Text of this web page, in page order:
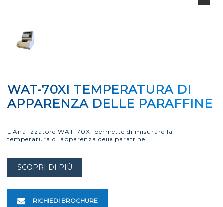
WAT-70XI TEMPERATURA DI
APPARENZA DELLE PARAFFINE
L'Analizzatore WAT-70XI permette di misurare la
temperatura di apparenza delle paraffine.
SCOPRI DI PIÙ
RICHIEDI BROCHURE